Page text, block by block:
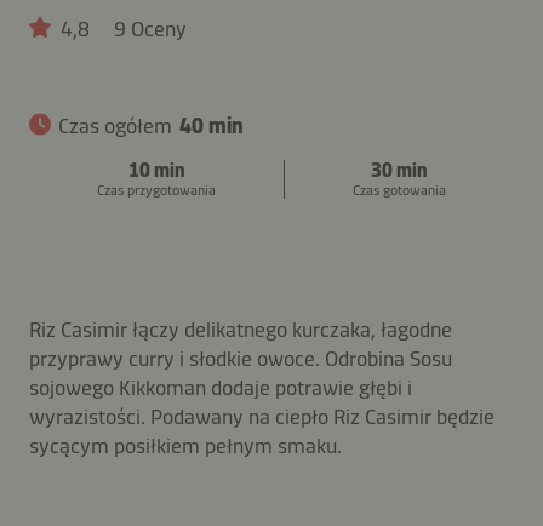
4,8 9 Oceny
Czas ogółem 40 min
10 min
Czas przygotowania
30 min
Czas gotowania
Riz Casimir łączy delikatnego kurczaka, łagodne
przyprawy curry i słodkie owoce. Odrobina Sosu
sojowego Kikkoman dodaje potrawie głębi i
wyrazistości. Podawany na ciepło Riz Casimir będzie
sycącym posiłkiem pełnym smaku.